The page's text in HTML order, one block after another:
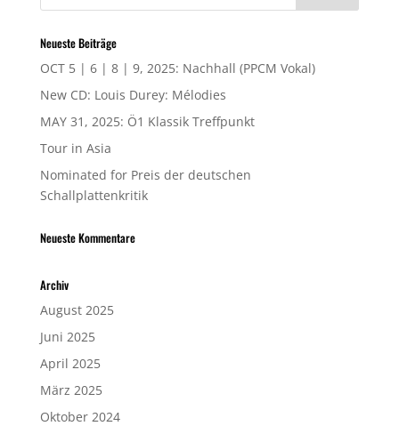
Neueste Beiträge
OCT 5 | 6 | 8 | 9, 2025: Nachhall (PPCM Vokal)
New CD: Louis Durey: Mélodies
MAY 31, 2025: Ö1 Klassik Treffpunkt
Tour in Asia
Nominated for Preis der deutschen
Schallplattenkritik
Neueste Kommentare
Archiv
August 2025
Juni 2025
April 2025
März 2025
Oktober 2024